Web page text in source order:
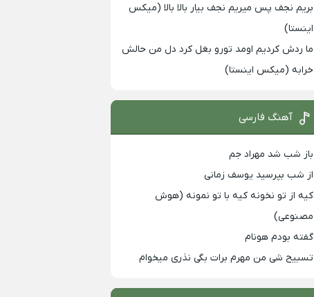
بریم نجف پس میریم نجف بیار بالا بالا (میکس
اینستا)
ما ردش کردیم اومد تورو بغل کرد دل من حالش
خرابه (میکس اینستا)
آهنگ فارسی
باز شب شد مهراد جم
از شب بپرسید یوسف زمانی
کیه از تو نخونه کیه با تو نمونه (هوش
مصنوعی)
گفته بودم هونام
تسبیح شی من مهرم برات بگی نذری میخوام